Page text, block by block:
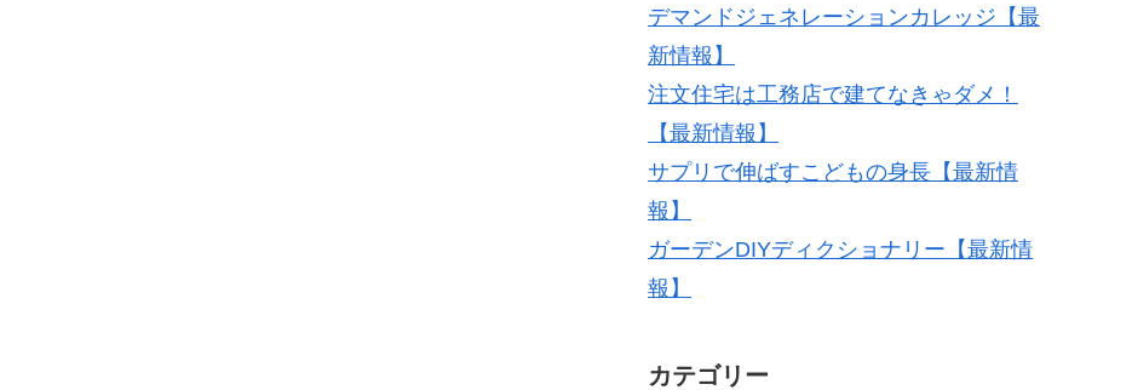
デマンドジェネレーションカレッジ【最
新情報】
注文住宅は工務店で建てなきゃダメ！
【最新情報】
サプリで伸ばすこどもの身長【最新情
報】
ガーデンDIYディクショナリー【最新情
報】
カテゴリー